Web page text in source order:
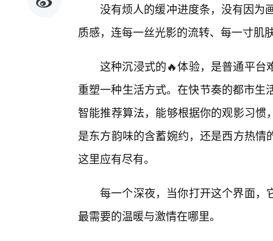
没有烦人的缓冲进度条，没有因为
质感，连每一丝光影的流转、每一寸肌
这种沉浸式的🔥体验，是普通平台
重塑一种生活方式。在快节奏的都市
智能推荐算法，能够根据你的观影习
是东方韵味的含蓄婉约，还是西方热
这里应有尽有。
每一个深夜，当你打开这个界面，
最需要的温暖与激情在哪里。